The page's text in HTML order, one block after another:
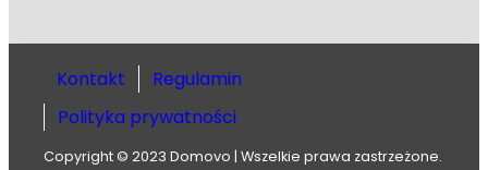
Kontakt
Regulamin
Polityka prywatności
Copyright © 2023 Domovo | Wszelkie prawa zastrzeżone.